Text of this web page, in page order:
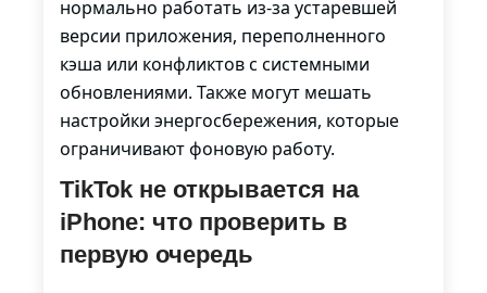
нормально работать из-за устаревшей
версии приложения, переполненного
кэша или конфликтов с системными
обновлениями. Также могут мешать
настройки энергосбережения, которые
ограничивают фоновую работу.
TikTok не открывается на
iPhone: что проверить в
первую очередь